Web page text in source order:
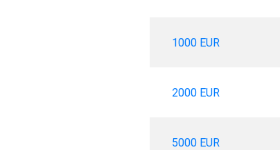
1000 EUR
2000 EUR
5000 EUR